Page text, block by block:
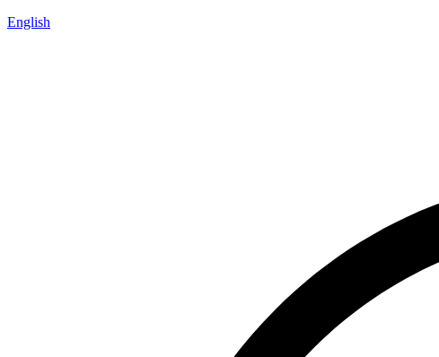
English